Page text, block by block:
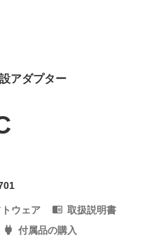
アダプター
ウェア
取扱説明書
付属品の購入